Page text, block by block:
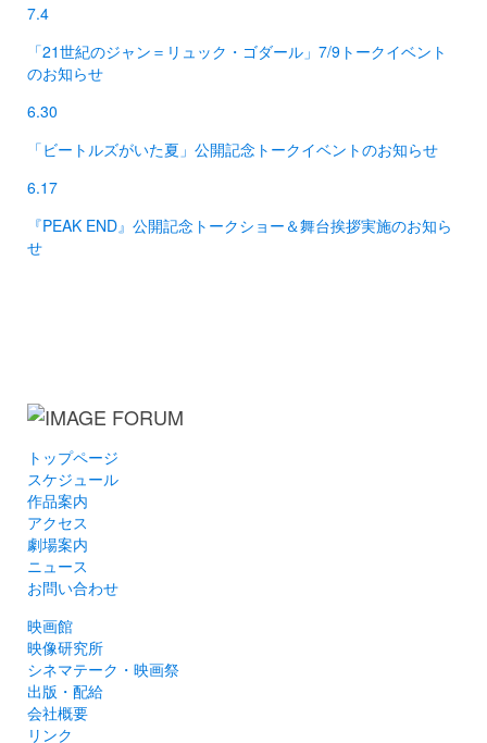
7.4
「21世紀のジャン＝リュック・ゴダール」7/9トークイベント
のお知らせ
6.30
「ビートルズがいた夏」公開記念トークイベントのお知らせ
6.17
『PEAK END』公開記念トークショー＆舞台挨拶実施のお知ら
せ
トップページ
スケジュール
作品案内
アクセス
劇場案内
ニュース
お問い合わせ
映画館
映像研究所
シネマテーク・映画祭
出版・配給
会社概要
リンク